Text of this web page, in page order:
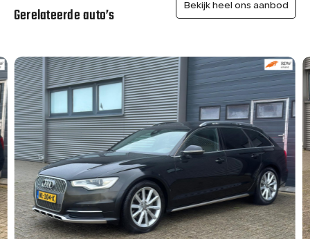
Gerelateerde auto’s Bekijk heel ons aanbod